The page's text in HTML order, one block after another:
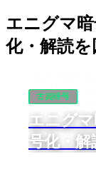
エニグマ
化・解読を
古典暗号
エニグ
号化・